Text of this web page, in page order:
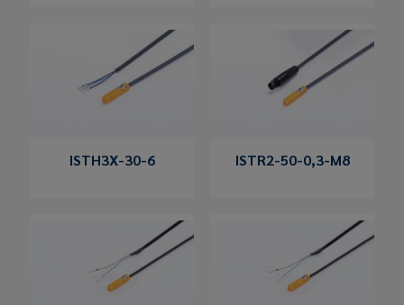
ISTH3X-30-6 ISTR2-50-0,3-M8